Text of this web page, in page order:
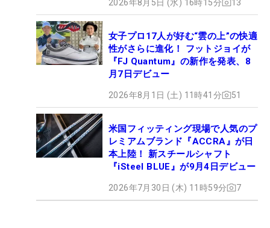
2026年8月5日 (水) 16時15分 13
女子プロ17人が好む“雲の上”の快適
性がさらに進化！ フットジョイが
『FJ Quantum』の新作を発表、8
月7日デビュー
2026年8月1日 (土) 11時41分 51
米国フィッティング現場で人気のプ
レミアムブランド『ACCRA』が日
本上陸！ 新スチールシャフト
『iSteel BLUE』が9月4日デビュー
2026年7月30日 (木) 11時59分 7